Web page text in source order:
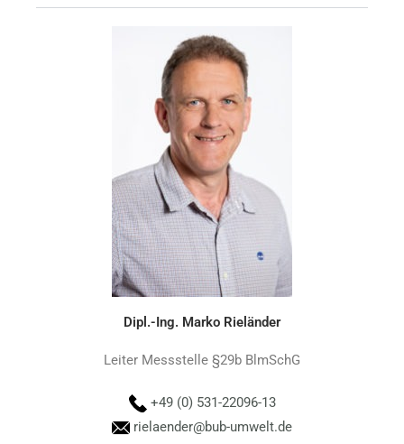
Dipl.-Ing. Marko Rieländer
Leiter Messstelle §29b BlmSchG
+49 (0) 531-22096-13
rielaender@bub-umwelt.de